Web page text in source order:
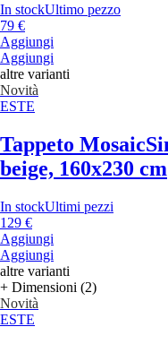
In stockUltimo pezzo
79 €
Aggiungi
Aggiungi
altre varianti
Novità
ESTE
Tappeto Mosaic
beige, 160x230 cm
In stockUltimi pezzi
129 €
Aggiungi
Aggiungi
altre varianti
+ Dimensioni (2)
Novità
ESTE